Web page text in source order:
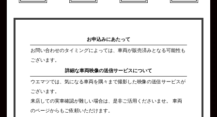
お申込みにあたって
お問い合わせのタイミングによっては、車両が販売済みとなる可能性も
ございます。
詳細な車両映像の送信サービスについて
ウエマツでは、気になる車両を隅々まで撮影した映像の送信サービスが
ございます。
来店しての実車確認が難しい場合は、是非ご活用くださいませ。 車両
のページからもご依頼いただけます。